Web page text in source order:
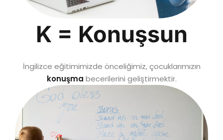
K = Konuşsun
İngilizce eğitimimizde önceliğimiz, çocuklarımızın
konuşma becerilerini geliştirmektir.